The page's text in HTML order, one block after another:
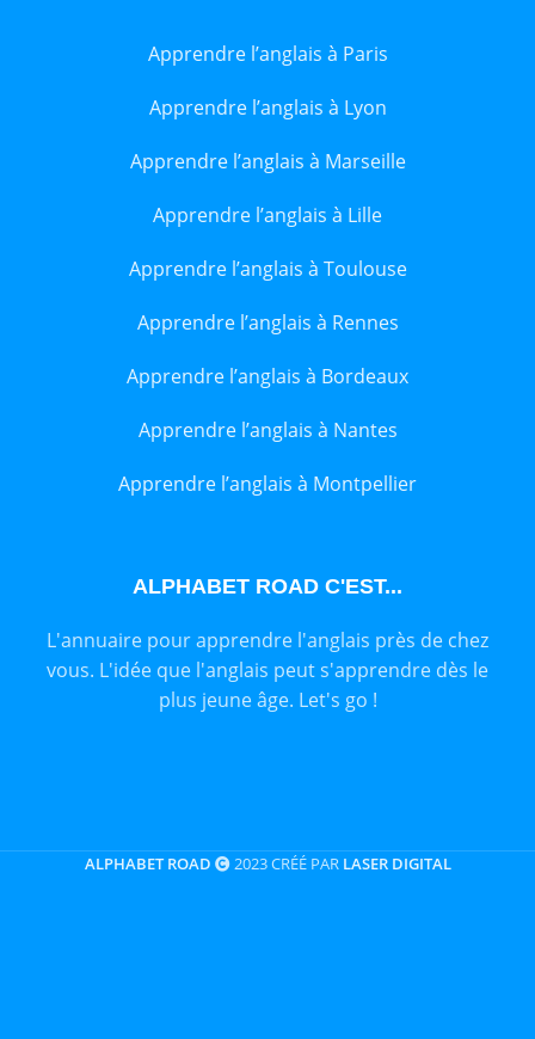
Apprendre l’anglais à Paris
Apprendre l’anglais à Lyon
Apprendre l’anglais à Marseille
Apprendre l’anglais à Lille
Apprendre l’anglais à Toulouse
Apprendre l’anglais à Rennes
Apprendre l’anglais à Bordeaux
Apprendre l’anglais à Nantes
Apprendre l’anglais à Montpellier
ALPHABET ROAD C'EST...
L'annuaire pour apprendre l'anglais près de chez
vous. L'idée que l'anglais peut s'apprendre dès le
plus jeune âge. Let's go !
ALPHABET ROAD 2023 CRÉÉ PAR LASER DIGITAL